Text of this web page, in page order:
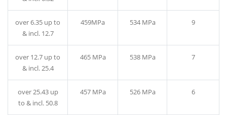
over 6.35 up to
& incl. 12.7
459MPa 534 MPa 9
over 12.7 up to
& incl. 25.4
465 MPa 538 MPa 7
over 25.43 up
to & incl. 50.8
457 MPa 526 MPa 6